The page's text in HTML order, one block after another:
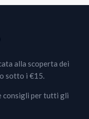
alla scoperta dei
sotto i €15.
consigli per tutti gli